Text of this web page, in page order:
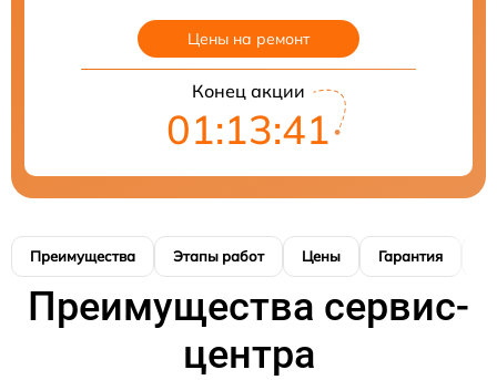
Цены на ремонт
Конец акции
01:13:40
Преимущества Этапы работ Цены Гарантия
Преимущества сервис-
центра